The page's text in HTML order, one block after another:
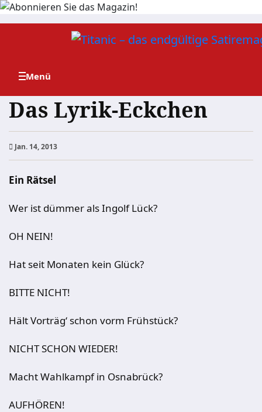
Zum
Das Lyrik-Eckchen
Jan. 14, 2013
Ein Rätsel
Wer ist dümmer als Ingolf Lück?
OH NEIN!
Hat seit Monaten kein Glück?
BITTE NICHT!
Hält Vorträg‘ schon vorm Frühstück?
NICHT SCHON WIEDER!
Macht Wahlkampf in Osnabrück?
AUFHÖREN!